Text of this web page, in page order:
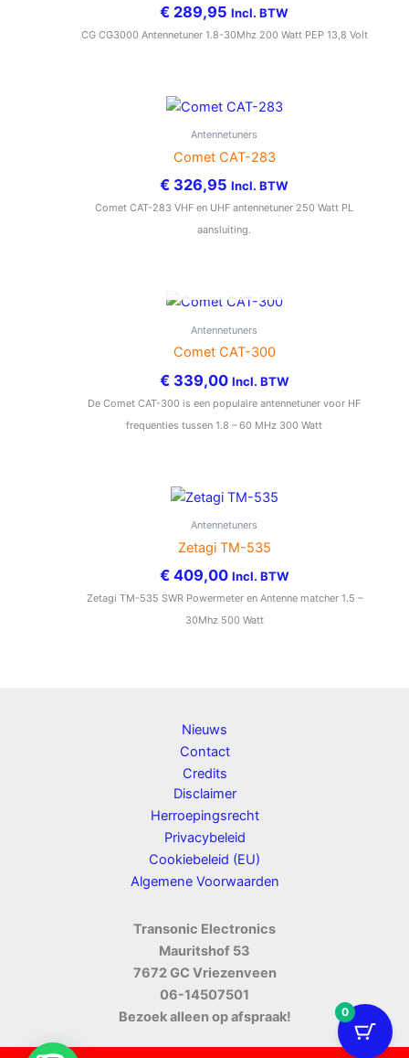
€ 289,95 Incl. BTW
CG CG3000 Antennetuner 1.8-30Mhz 200 Watt PEP 13,8 Volt
Antennetuners
Comet CAT-283
€ 326,95 Incl. BTW
Comet CAT-283 VHF en UHF antennetuner 250 Watt PL
aansluiting.
Antennetuners
Comet CAT-300
€339,00 Incl. BTW
De Comet CAT-300 is een populaire antennetuner voor HF
frequenties tussen 1.8 – 60 MHz 300 Watt
Antennetuners
Zetagi TM-535
€409,00 Incl. BTW
Zetagi TM-535 SWR Powermeter en Antenne matcher 1.5 –
30Mhz 500 Watt
Nieuws
Contact
Credits
Disclaimer
Herroepingsrecht
Privacybeleid
Cookiebeleid (EU)
Algemene Voorwaarden
Transonic Electronics
Mauritshof 53
7672 GC Vriezenveen
06-14507501
Bezoek alleen op afspraak!
0